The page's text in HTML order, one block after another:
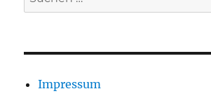
nach:
Impressum